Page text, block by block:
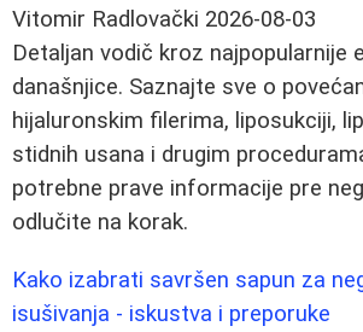
Vitomir Radlovački 2026-08-03
Detaljan vodič kroz najpopularnije
današnjice. Saznajte sve o
hijaluronskim filerima, liposukciji,
stidnih usana i drugim
potrebne prave informacije pre
odlučite na korak.
Kako izabrati savršen sapun za
isušivanja - iskustva i preporuke